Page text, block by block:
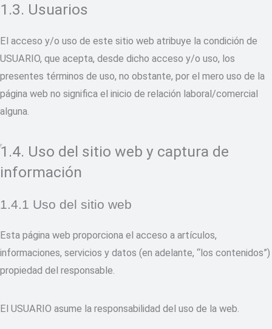
1.3. Usuarios
El acceso y/o uso de este sitio web atribuye la condición de
USUARIO, que acepta, desde dicho acceso y/o uso, los
presentes términos de uso, no obstante, por el mero uso de la
página web no significa el inicio de relación laboral/comercial
alguna.
1.4. Uso del sitio web y captura de
información
1.4.1 Uso del sitio web
Esta página web proporciona el acceso a artículos,
informaciones, servicios y datos (en adelante, “los contenidos”)
propiedad del responsable.
El USUARIO asume la responsabilidad del uso de la web.